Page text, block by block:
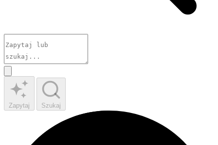
Zapytaj Szukaj